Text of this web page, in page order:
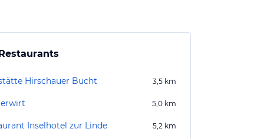
Hirschauer Bucht 3,5 km
5,0 km
Inselhotel zur Linde 5,2 km